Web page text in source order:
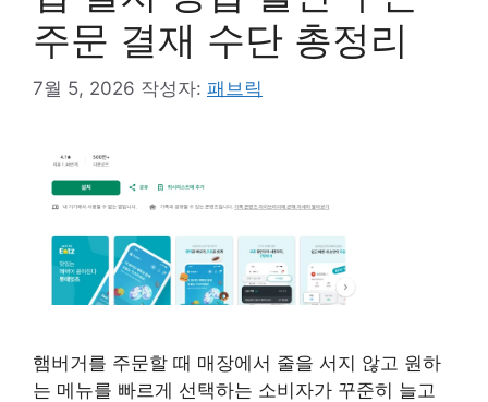
주문 결재 수단 총정리
7월 5, 2026 작성자: 패브릭
햄버거를 주문할 때 매장에서 줄을 서지 않고 원하
는 메뉴를 빠르게 선택하는 소비자가 꾸준히 늘고